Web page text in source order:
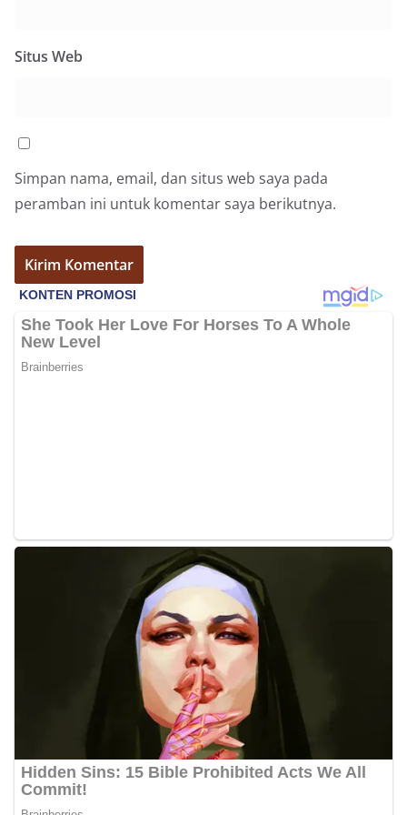
Situs Web
Simpan nama, email, dan situs web saya pada
peramban ini untuk komentar saya berikutnya.